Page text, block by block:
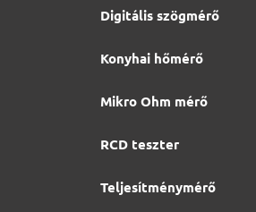
Digitális szögmérő
Konyhai hőmérő
Mikro Ohm mérő
RCD teszter
Teljesítménymérő